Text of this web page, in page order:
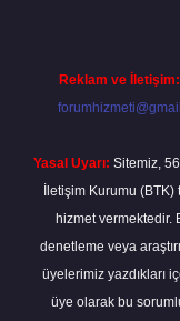
Reklam ve İletişim:
Yasal Uyarı: Sitemiz,
İletişim Kurumu (BTK)
hizmet
denetleme veya
üyelerimiz yazdıkları
üye olarak bu